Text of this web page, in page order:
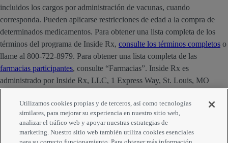
incluidos los cargos por administración de vacunas, cuando
corresponda. Pueden aplicarse restricciones de edad a la compra de
determinados medicamentos. Para obtener una lista completa de los
términos del programa de Inside Rx, consulte los términos completos o
llame al 800-722-8979. Para obtener una lista completa de las
farmacias participantes, consulte “Farmacias”. Inside Rx es
administrado por Inside Rx, LLC, 1 Express Way, St. Louis, MO
Strategic Development, Inc.
Utilizamos cookies propias y de terceros, así como tecnologías
similares, para mejorar su experiencia en nuestro sitio web,
analizar el tráfico web y apoyar nuestras estrategias de
marketing. Nuestro sitio web también utiliza cookies esenciales